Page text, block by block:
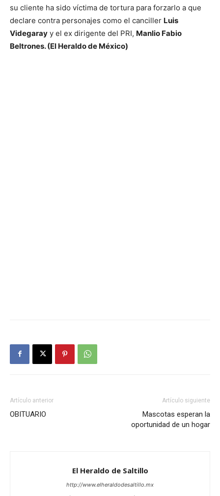
su cliente ha sido víctima de tortura para forzarlo a que
declare contra personajes como el canciller Luis
Videgaray y el ex dirigente del PRI, Manlio Fabio
Beltrones. (El Heraldo de México)
Artículo anterior
OBITUARIO
Artículo siguiente
Mascotas esperan la
oportunidad de un hogar
El Heraldo de Saltillo
http://www.elheraldodesaltillo.mx